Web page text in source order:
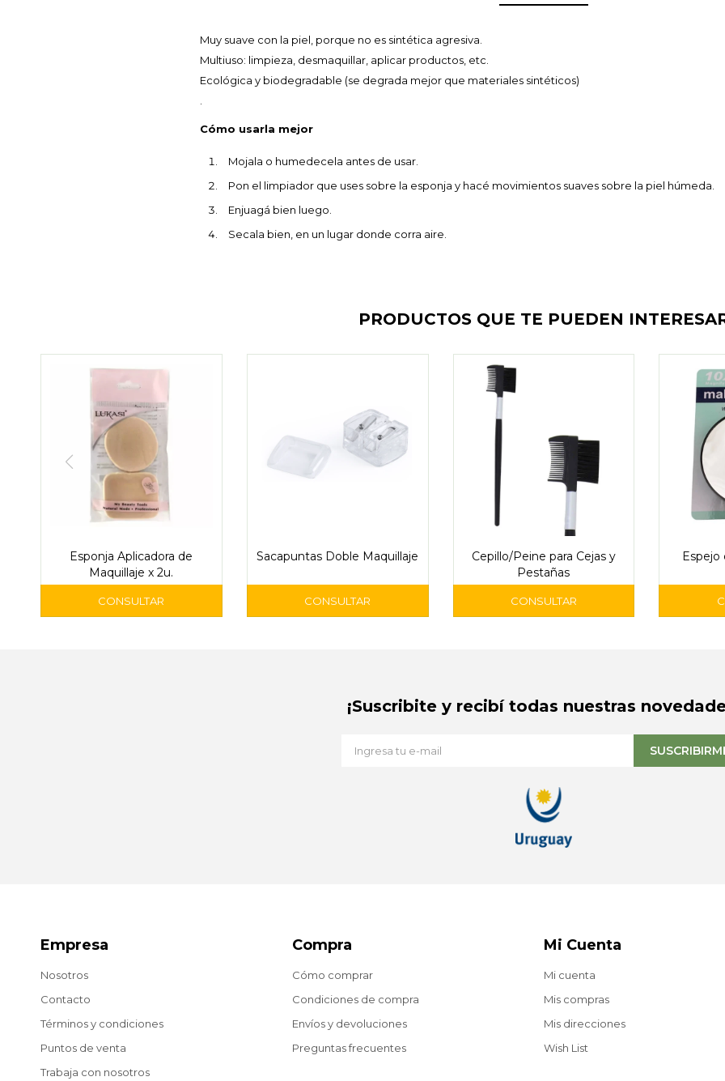
Muy suave con la piel, porque no es sintética agresiva.
Multiuso: limpieza, desmaquillar, aplicar productos, etc.
Ecológica y biodegradable (se degrada mejor que materiales sintéticos)
Cómo usarla mejor
Mojala o humedecela antes de usar.
Pon el limpiador que uses sobre la esponja y hacé movimientos suaves sobre la piel húmeda.
Enjuagá bien luego.
Secala bien, en un lugar donde corra aire.
PRODUCTOS QUE TE PUEDEN
Esponja Aplicadora de
Maquillaje x 2u.
Sacapuntas Doble Maquillaje
Cepillo/Peine para Cejas y
Pestañas
Espejo
Empresa
Nosotros
Contacto
Términos y condiciones
Puntos de venta
Trabaja con nosotros
Compra
Cómo comprar
Condiciones de compra
Envíos y devoluciones
Preguntas frecuentes
Mi Cuenta
Mi cuenta
Mis compras
Mis direcciones
Wish List
¡Suscribite y recibí todas nuestras